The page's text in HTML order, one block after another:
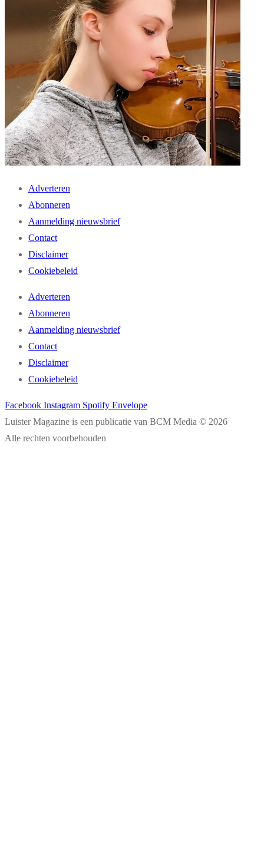
Adverteren
Abonneren
Aanmelding nieuwsbrief
Contact
Disclaimer
Cookiebeleid
Adverteren
Abonneren
Aanmelding nieuwsbrief
Contact
Disclaimer
Cookiebeleid
Facebook Instagram Spotify Envelope
Luister Magazine is een publicatie van BCM Media © 2026
Alle rechten voorbehouden